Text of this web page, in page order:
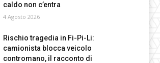
caldo non c’entra
4 Agosto 2026
Rischio tragedia in Fi-Pi-Li:
camionista blocca veicolo
contromano, il racconto di